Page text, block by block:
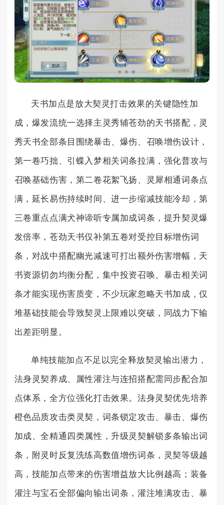
天书加点是放大契灵打击效果的关键隐性加
成，爆发流统一选择主灵秀辅苍劲的天书搭配，灵
秀天书全部条目围绕暴击、爆伤、召唤增伤设计，
第一卷巧拙、引蝶入梦相关词条拉满，强化普攻与
召唤基础伤害，第二卷花絮飞扬、灵犀相通词条点
满，延长易伤持续时间、进一步缩减技能冷却，第
三卷重点点满犬神谛听专属加成词条，提升契灵爆
发倍率，苍劲天书仅补第五卷对受控目标增伤词
条，对战中搭配幽光减速可打出额外伤害增幅，天
书资源切勿均衡分配，集中投资召唤、暴击相关词
条才能实现伤害质变，不少玩家忽略天书加成，仅
堆基础技能会导致契灵上限难以突破，同战力下输
出差距明显。
单纯技能加点不足以完全释放契灵输出潜力，
法身灵契养成、属性灌注与连招搭配需同步配合加
点体系，全方位强化打击效果。法身灵契优先培养
橙色品质攻击类灵契，词条锁定攻击、暴击、爆伤
加成、全精通四类属性，升级灵契解锁多条输出词
条，附灵时反复洗练高数值增伤词条，灵契等级越
高，技能加点带来的伤害增益放大比例越高；装备
灌注与宝石全部偏向输出词条，灌注堆满攻击、暴